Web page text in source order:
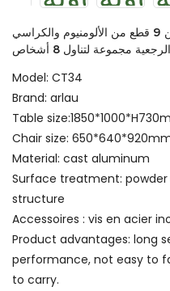
طاولة من الألومنيوم المصبوب من 9 قطع من الألومنيوم والكراسي
مجموعة لتناول 8 أشخاص
Model: CT34
Brand: arlau
Table
Chair size:
Material: cast aluminum
Surface treatment:
structure
Accessoires : vis en acier
Product advantages: long
performance, not easy to
to carry.